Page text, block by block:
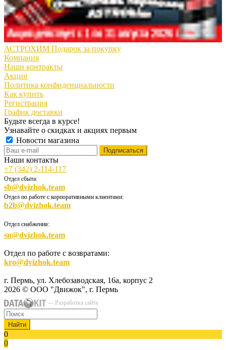
АСТРОХИМ Подарок за покупку
Компания
Наши контракты
Акции
Политика конфиденциальности
Как купить
Регистрация
График доставки
Будьте всегда в курсе!
Узнавайте о скидках и акциях первым
Новости магазина
Наши контакты
+7 (342) 2-114-117
Отдел сбыта:
sb@dvizhok.team
Отдел по работе с корпоративными клиентами:
b2b@dvizhok.team
Отдел снабжения:
sn@dvizhok.team
Отдел по работе с возвратами:
kro@dvizhok.team
г. Пермь, ул. Хлебозаводская, 16а, корпус 2
2026 © ООО "Движок", г. Пермь
— Разработка сайта
Найти
0
0